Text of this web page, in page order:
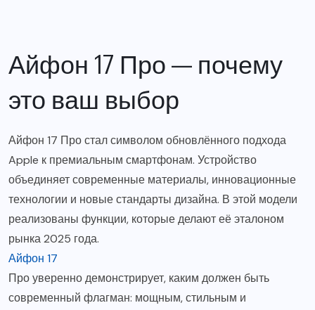
Айфон 17 Про — почему
это ваш выбор
Айфон 17 Про стал символом обновлённого подхода
Apple к премиальным смартфонам. Устройство
объединяет современные материалы, инновационные
технологии и новые стандарты дизайна. В этой модели
реализованы функции, которые делают её эталоном
рынка 2025 года.
Айфон 17
Про уверенно демонстрирует, каким должен быть
современный флагман: мощным, стильным и